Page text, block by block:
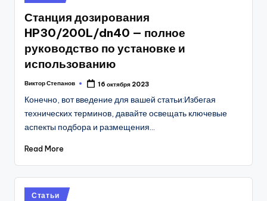
in
Станция дозирования
HP30/200L/dn40 — полное
руководство по установке и
использованию
Posted
Виктор Степанов 16 октября 2023
Конечно, вот введение для вашей статьи:Избегая
технических терминов, давайте освещать ключевые
аспекты подбора и размещения…
Read More
Posted
Статьи